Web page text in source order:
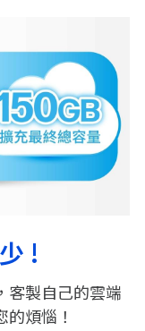
!
客製自己的雲端
煩惱！